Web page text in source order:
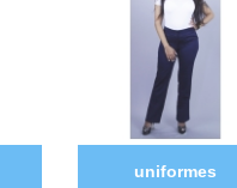
uniformes